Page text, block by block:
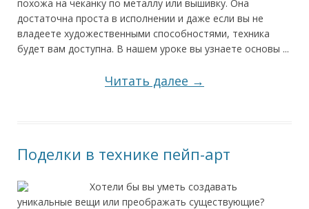
похожа на чеканку по металлу или вышивку. Она
достаточна проста в исполнении и даже если вы не
владеете художественными способностями, техника
будет вам доступна. В нашем уроке вы узнаете основы ...
Читать далее →
Поделки в технике пейп-арт
Хотели бы вы уметь создавать
уникальные вещи или преображать существующие?